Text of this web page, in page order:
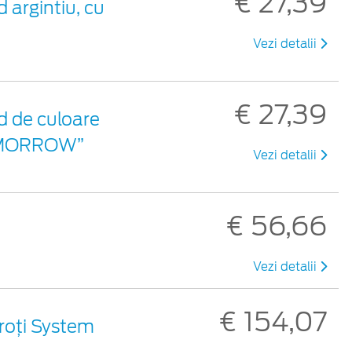
argintiu, cu
Vezi detalii
de culoare
€ 27,39
Vezi detalii
€ 56,66
Vezi detalii
System € 154,07